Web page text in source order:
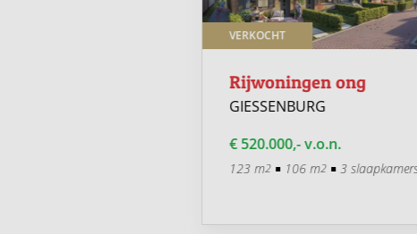
VERKOCHT
Rijwoningen ong
GIESSENBURG
€ 520.000,- v.o.n.
123 m2 106 m2 3 slaapkamers